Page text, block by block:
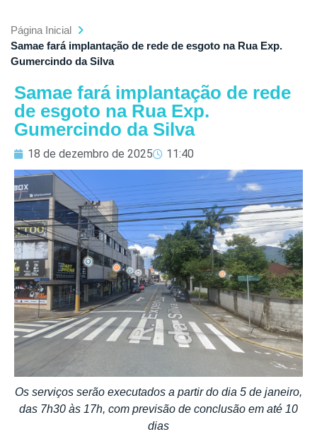
Página Inicial
Samae fará implantação de rede de esgoto na Rua Exp.
Gumercindo da Silva
Samae fará implantação de rede
de esgoto na Rua Exp.
Gumercindo da Silva
18 de dezembro de 2025 11:40
Os serviços serão executados a partir do dia 5 de janeiro,
das 7h30 às 17h, com previsão de conclusão em até 10
dias